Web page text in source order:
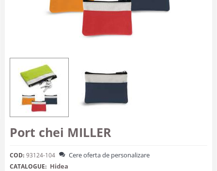
Port chei MILLER
COD: 93124-104 Cere oferta de personalizare
CATALOGUE: Hidea